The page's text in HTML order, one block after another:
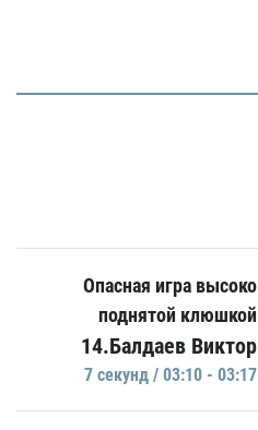
Опасная игра высоко
поднятой клюшкой
14.Балдаев Виктор
7 секунд / 03:10 - 03:17